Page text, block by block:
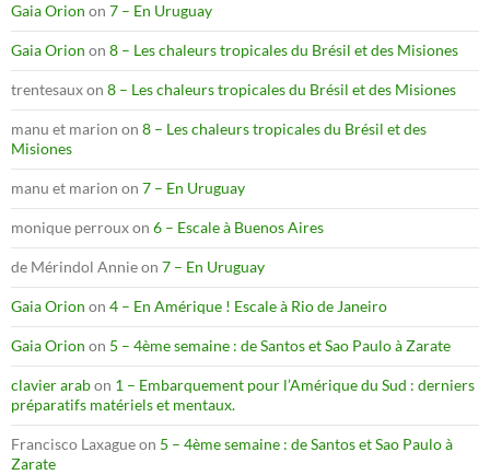
Gaia Orion on 7 – En Uruguay
Gaia Orion on 8 – Les chaleurs tropicales du Brésil et des Misiones
trentesauxon 8 – Les chaleurs tropicales du Brésil et des Misiones
manu et marion on 8 – Les chaleurs tropicales du Brésil et des
Misiones
manu et marion on 7 – En Uruguay
monique perrouxon 6 – Escale à Buenos Aires
de Mérindol Annieon 7 – En Uruguay
Gaia Orion on 4 – En Amérique ! Escale à Rio de Janeiro
Gaia Orion on 5 – 4ème semaine : de Santos et Sao Paulo à Zarate
clavier arabon 1 – Embarquement pour l’Amérique du Sud : derniers
préparatifs matériels et mentaux.
Francisco Laxagueon 5 – 4ème semaine : de Santos et Sao Paulo à
Zarate